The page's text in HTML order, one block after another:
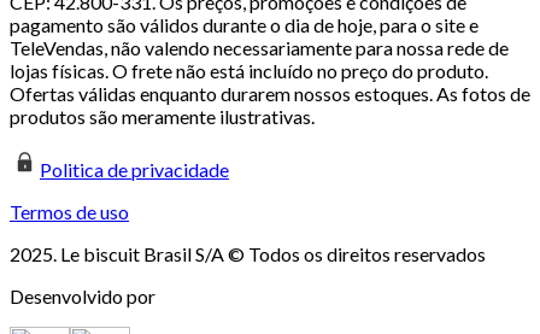
pagamento são válidos durante o dia de hoje, para o site e
TeleVendas, não valendo necessariamente para nossa rede de
lojas físicas. O frete não está incluído no preço do produto.
Ofertas válidas enquanto durarem nossos estoques. As fotos de
produtos são meramente ilustrativas.
Politica de privacidade
Termos de uso
2025. Le biscuit Brasil S/A © Todos os direitos reservados
Desenvolvido por